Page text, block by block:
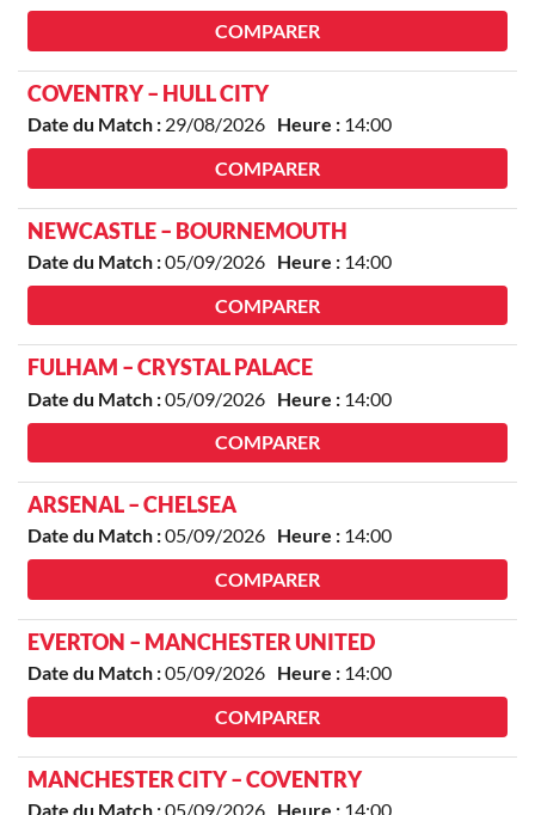
COMPARER
COVENTRY – HULL CITY
Date du Match : 29/08/2026 Heure : 14:00
COMPARER
NEWCASTLE – BOURNEMOUTH
Date du Match :05/09/2026 Heure : 14:00
COMPARER
FULHAM – CRYSTAL PALACE
Date du Match :05/09/2026 Heure : 14:00
COMPARER
ARSENAL – CHELSEA
Date du Match :05/09/2026 Heure : 14:00
COMPARER
EVERTON – MANCHESTER UNITED
Date du Match :05/09/2026 Heure : 14:00
COMPARER
MANCHESTER CITY – COVENTRY
Date du Match :05/09/2026 Heure : 14:00